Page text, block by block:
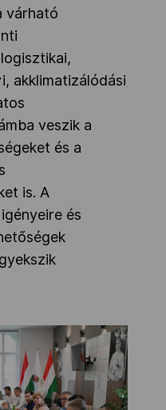
várható
akklimatizálódási
veszik a
és a
is. A
és